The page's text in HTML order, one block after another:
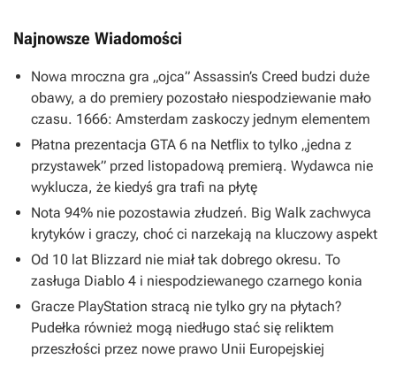
Najnowsze Wiadomości
Nowa mroczna gra „ojca” Assassin’s Creed budzi duże
obawy, a do premiery pozostało niespodziewanie mało
czasu. 1666: Amsterdam zaskoczy jednym elementem
Płatna prezentacja GTA 6 na Netflix to tylko „jedna z
przystawek” przed listopadową premierą. Wydawca nie
wyklucza, że kiedyś gra trafi na płytę
Nota 94% nie pozostawia złudzeń. Big Walk zachwyca
krytyków i graczy, choć ci narzekają na kluczowy aspekt
Od 10 lat Blizzard nie miał tak dobrego okresu. To
zasługa Diablo 4 i niespodziewanego czarnego konia
Gracze PlayStation stracą nie tylko gry na płytach?
Pudełka również mogą niedługo stać się reliktem
przeszłości przez nowe prawo Unii Europejskiej